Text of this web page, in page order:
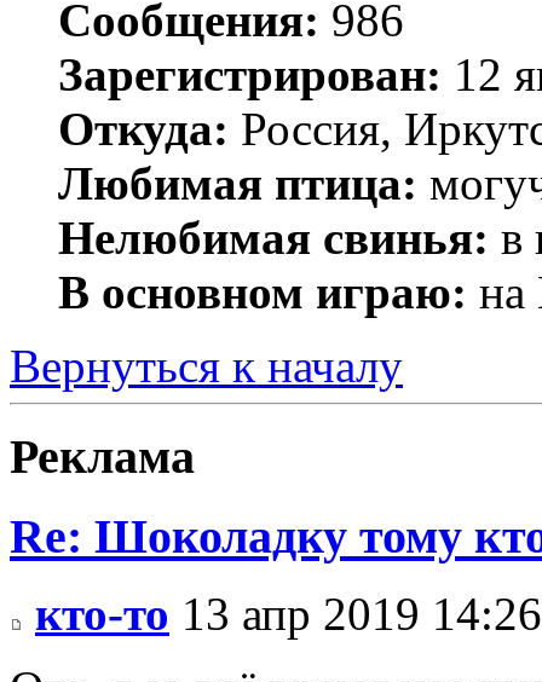
Сообщения: 986
Зарегистрирован: 12
Откуда: Россия,
Любимая птица:
Нелюбимая свинья: в
В основном играю: на
Вернуться к началу
Реклама
Re: Шоколадку тому
кто-то 13 апр 2019 14:26